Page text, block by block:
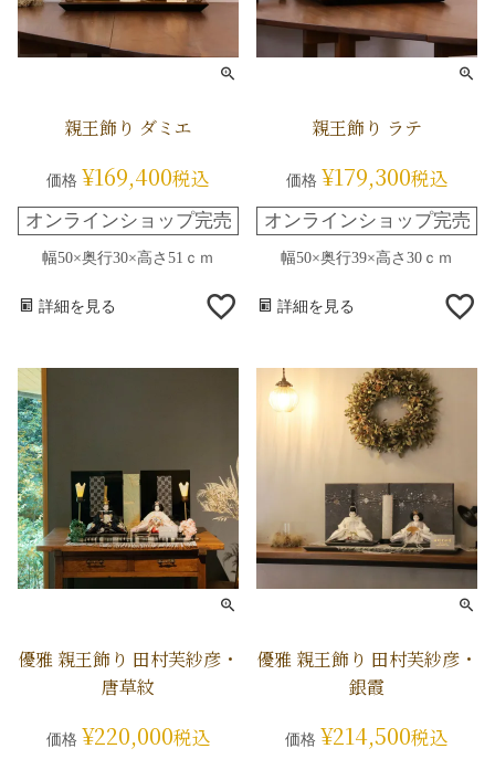
親王飾り ダミエ
価格 ¥169,400税込
オンラインショップ完売
幅50×奥行30×高さ51ｃｍ
詳細を見る
親王飾り ラテ
価格 ¥179,300税込
オンラインショップ完売
幅50×奥行39×高さ30ｃｍ
詳細を見る
優雅 親王飾り 田村芙紗彦・
唐草紋
価格 ¥220,000税込
優雅 親王飾り 田村芙紗彦・
銀霞
価格 ¥214,500税込